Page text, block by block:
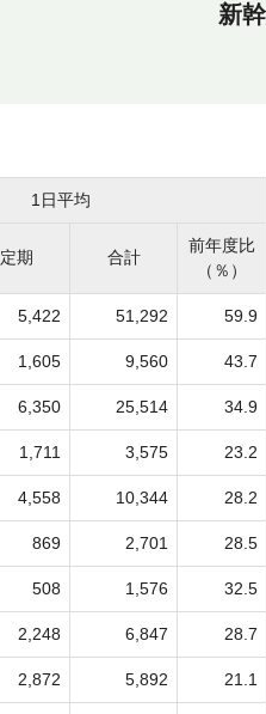
新
1日平均
定期 合計
前年度比
（％）
5,422 51,292 59.9
1,605 9,560 43.7
6,350 25,514 34.9
1,711 3,575 23.2
4,558 10,344 28.2
869 2,701 28.5
508 1,576 32.5
2,248 6,847 28.7
2,872 5,892 21.1